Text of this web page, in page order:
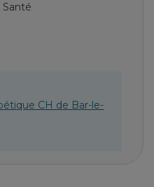
Santé
CH de Bar-le-